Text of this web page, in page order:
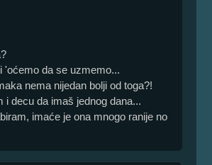
'oćemo da se uzmemo...
nema nijedan bolji od toga?!
i decu da imaš jednog dana...
imaće je ona mnogo ranije no